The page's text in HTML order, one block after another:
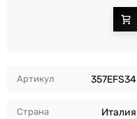
Артикул 357EFS34
Страна Италия